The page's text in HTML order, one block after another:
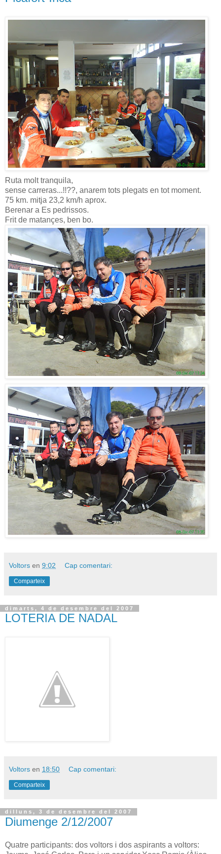
Ruta molt tranquila,
sense carreras...!!??, anarem tots plegats en tot moment.
75 km. mitja 23,2 km/h aprox.
Berenar a Es pedrissos.
Frit de matançes, ben bo.
Voltors en 9:02 Cap comentari:
Comparteix
dimarts, 4 de desembre del 2007
LOTERIA DE NADAL
Voltors en 18:50 Cap comentari:
Comparteix
dilluns, 3 de desembre del 2007
Diumenge 2/12/2007
Quatre participants: dos voltors i dos aspirants a voltors: